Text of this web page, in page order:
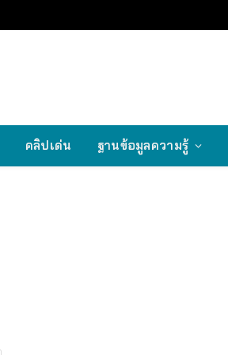
คลิปเด่น ฐานข้อมูลความรู้